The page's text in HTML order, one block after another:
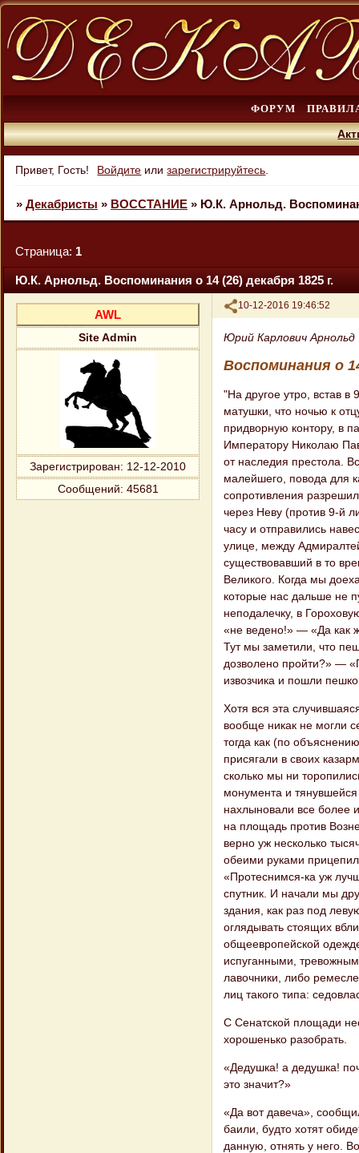
ФОРУМ
Привет, Гость! Войдите илизарегистрируйтесь
» Декабристы » ВОССТАНИЕ » Ю.К. Арнольд.
Ю.К. Арнольд. Воспоминания о 14 (26) декабря 1825 г.
Страница: 1
Поделиться
10-12-2016 19:46:52
AWL
Site Admin
Зарегистрирован: 12-12-2010
Сообщений: 45681
Юрий Карлович Арнольд
Воспоминания о
"На другое утро, встав
матушки, что ночью к
придворную контору, в
Императору Николаю
от наследия престола.
малейшего, повода для
сопротивления
через Неву (против 9-й
часу и отправились
улице, между
существовавший в то
Великого. Когда мы
которые нас дальше не
неподалечку, в
«не ведено!» — «Да как
Тут мы заметили, что
дозволено пройти?» —
извозчика и пошли
Хотя вся эта
вообще никак не могли
тогда как (по
присягали в своих
сколько мы ни
монумента и тянувшейся
нахлыновали все более
на площадь против
верно уж несколько
обеими руками
«Протеснимся-ка уж
спутник. И начали мы
здания, как раз под
оглядывать стоящих
общеевропейской
испуганными,
лавочники, либо
лиц такого типа:
С Сенатской площади
хорошенько разобрать.
«Дедушка! а дедушка!
это значит?»
«Да вот давеча»,
баили, будто хотят
данную, отнять у него.